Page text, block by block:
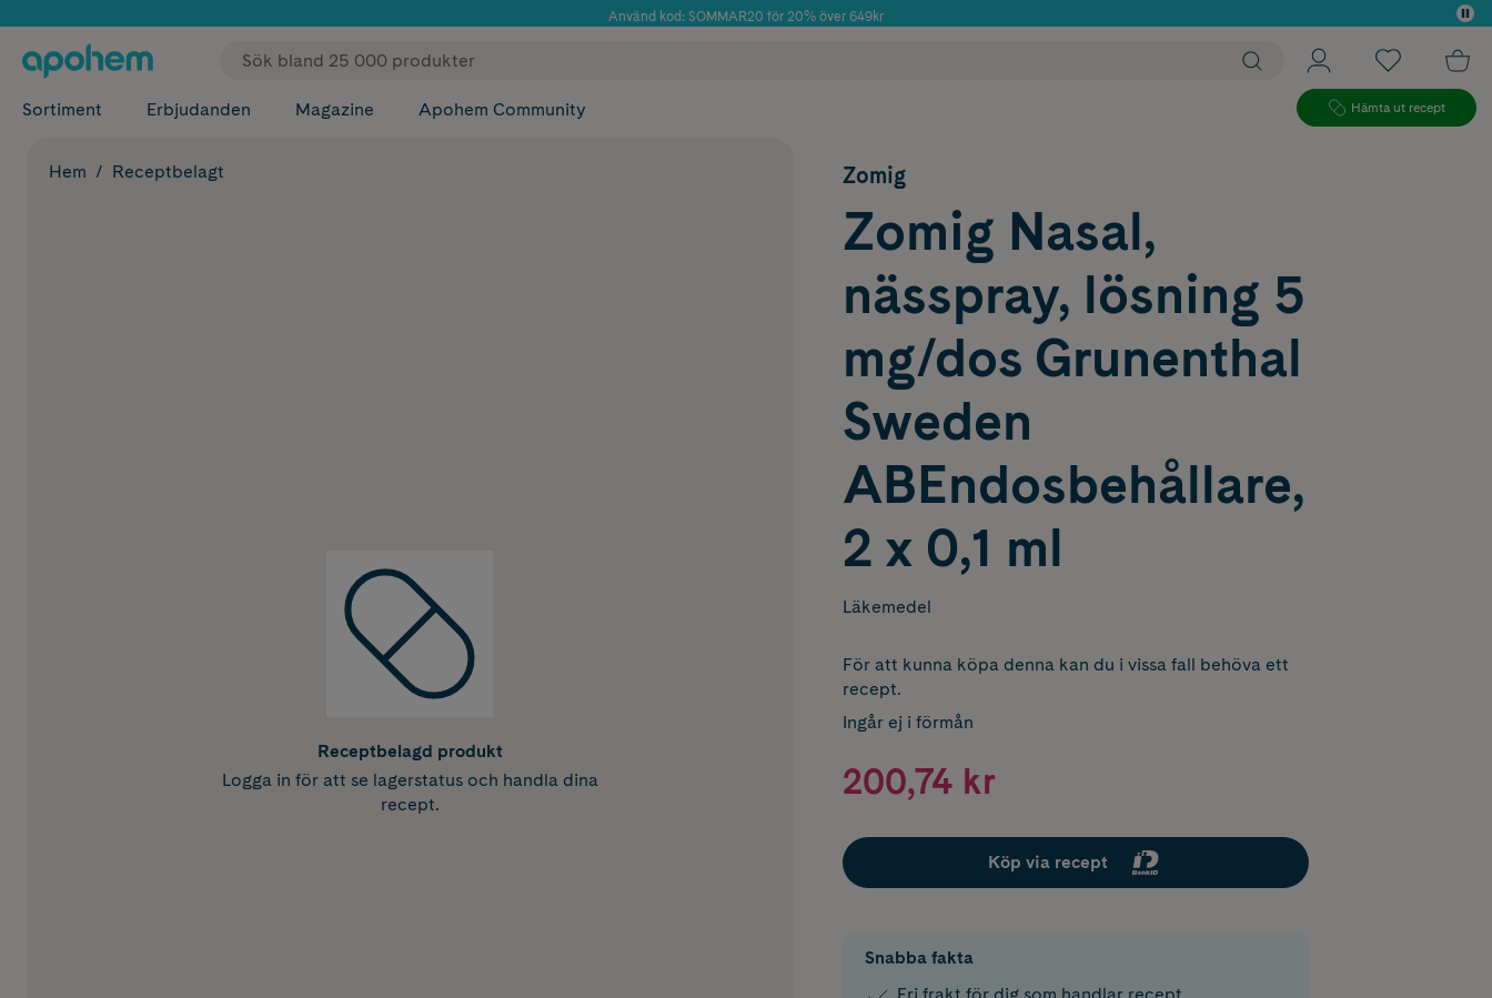
Använd kod: SOMMAR20 för 20% över 649kr
✓ Fri frakt
Sortiment Erbjudanden Magazine Apohem Community Hämta ut recept
Hem Receptbelagt
Receptbelagd produkt
Logga in för att se lagerstatus och handla dina
recept.
Zomig
Zomig Nasal,
nässpray, lösning 5
mg/dos Grunenthal
Sweden
ABEndosbehållare,
2 x 0,1 ml
Läkemedel
För att kunna köpa denna kan du i vissa fall behöva ett
recept.
Ingår ej i förmån
200,74 kr
Köp via recept
Snabba fakta